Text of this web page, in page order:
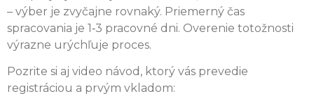
– výber je zvyčajne rovnaký. Priemerný čas
spracovania je 1‑3 pracovné dni. Overenie totožnosti
výrazne urýchľuje proces.
Pozrite si aj video návod, ktorý vás prevedie
registráciou a prvým vkladom: